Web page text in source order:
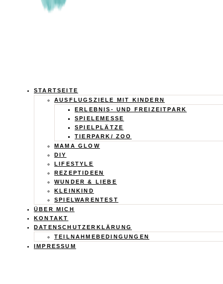
Calistas
Traum
STARTSEITE
AUSFLUGSZIELE MIT KINDERN
ERLEBNIS- UND FREIZEITPARK
SPIELEMESSE
SPIELPLÄTZE
TIERPARK/ ZOO
MAMA GLOW
DIY
LIFESTYLE
REZEPTIDEEN
WUNDER & LIEBE
KLEINKIND
SPIELWARENTEST
ÜBER MICH
KONTAKT
DATENSCHUTZERKLÄRUNG
TEILNAHMEBEDINGUNGEN
IMPRESSUM